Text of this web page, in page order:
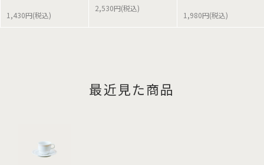
1,430円(税込)
2,530円(税込)
1,980円(税込)
最近見た商品